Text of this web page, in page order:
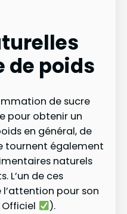
de poids
de sucre
pour obtenir un
en général, de
tournent également
naturels
L’un de ces
pour son
).